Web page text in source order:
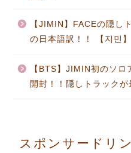
【JIMIN】FACEの隠し
の日本語訳！！ 【지민】
【BTS】JIMIN初のソロ
開封！！隠しトラックが
スポンサードリ